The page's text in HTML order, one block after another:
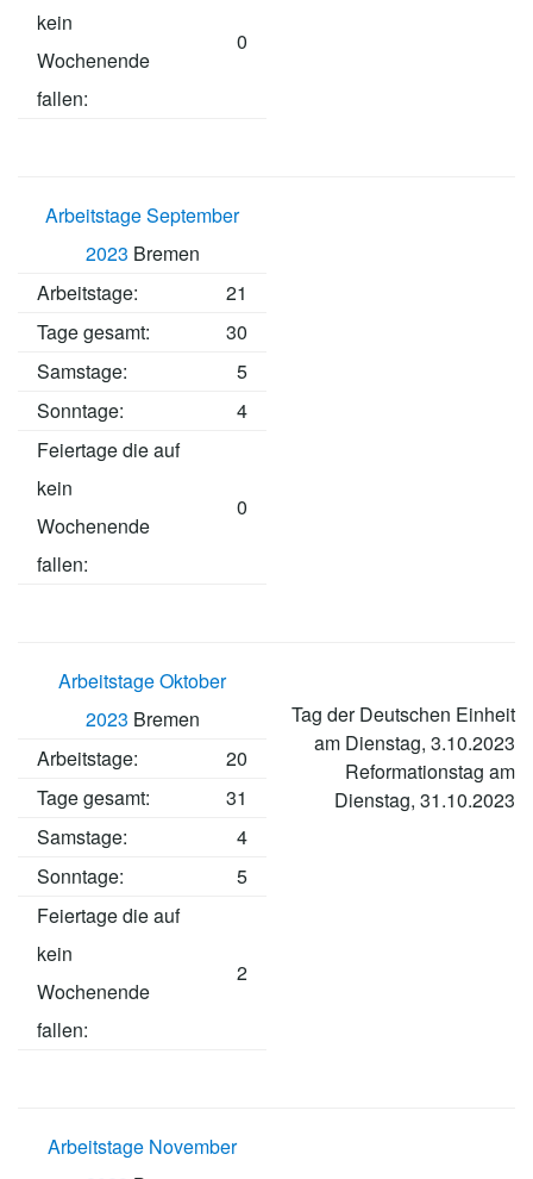
kein
Wochenende
fallen:
0
Arbeitstage September
2023 Bremen
Arbeitstage:
21
Tage gesamt:
30
Samstage:
5
Sonntage:
4
Feiertage die auf
kein
Wochenende
fallen:
0
Arbeitstage Oktober
2023 Bremen
Arbeitstage:
20
Tage gesamt:
31
Samstage:
4
Sonntage:
5
Feiertage die auf
kein
Wochenende
fallen:
2
Tag der Deutschen Einheit
am Dienstag, 3.10.2023
Reformationstag am
Dienstag, 31.10.2023
Arbeitstage November